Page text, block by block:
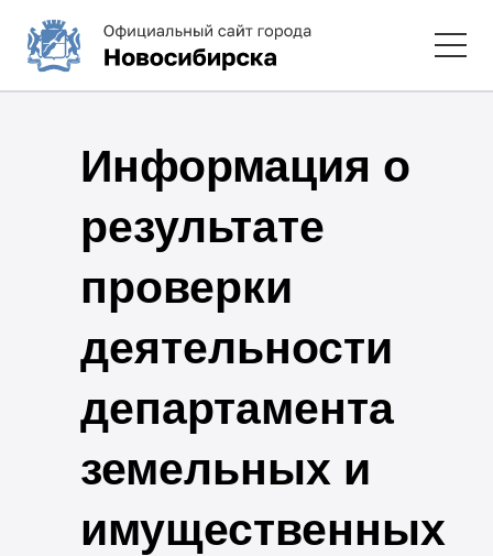
Информация о
результате
проверки
деятельности
департамента
земельных и
имущественных